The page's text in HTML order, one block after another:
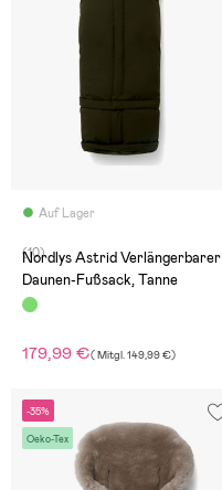
Auf Lager
(10)
Nordlys Astrid Verlängerbarer
Daunen-Fußsack, Tanne
179,99 €(Mitgl. 149,99 €)
-35%
Oeko-Tex